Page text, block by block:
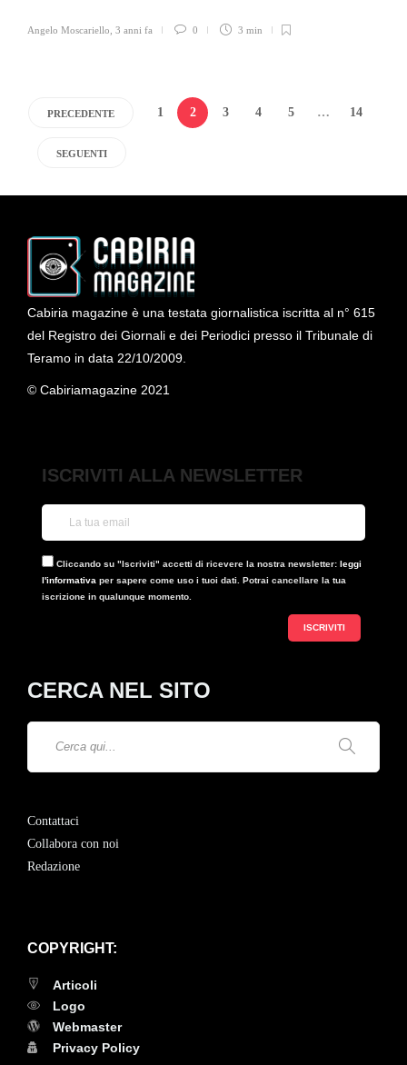
Angelo Moscariello 3 anni fa 0 3 min
PRECEDENTE 1 2 3 4 5 … 14
SEGUENTI
Cabiria magazine è una testata giornalistica iscritta al n° 615
del Registro dei Giornali e dei Periodici presso il Tribunale di
Teramo in data 22/10/2009.
© Cabiriamagazine 2021
ISCRIVITI ALLA NEWSLETTER
Cliccando su "Iscriviti" accetti di ricevere la nostra newsletter: leggi
l'informativa per sapere come uso i tuoi dati. Potrai cancellare la tua
iscrizione in qualunque momento.
CERCA NEL SITO
Contattaci
Collabora con noi
Redazione
COPYRIGHT:
Articoli
Logo
Webmaster
Privacy Policy